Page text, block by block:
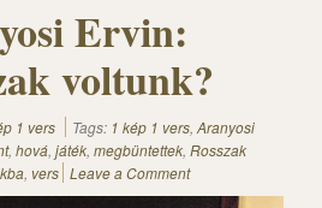
Ervin:
voltunk?
1 vers Tags: 1 kép 1 vers, Aranyosi
, hová, játék, megbüntettek, Rosszak
, vers Leave a Comment